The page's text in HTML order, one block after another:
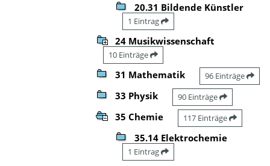
20.31 Bildende Künstler
1 Eintrag
24 Musikwissenschaft
10 Einträge
31 Mathematik 96 Einträge
33 Physik 90 Einträge
35 Chemie 117 Einträge
35.14 Elektrochemie
1 Eintrag